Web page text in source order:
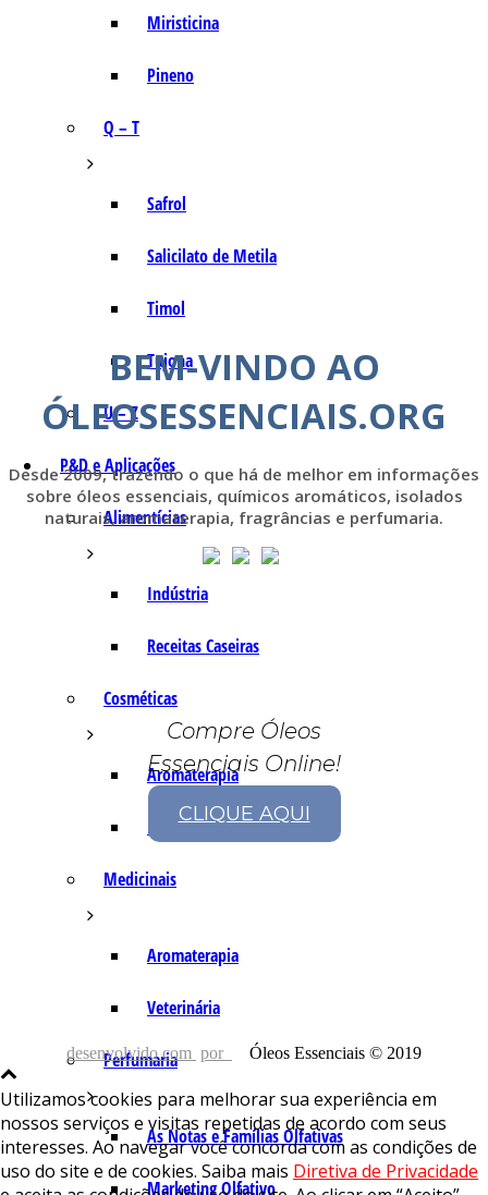
Miristicina
Pineno
Q – T
Safrol
Salicilato de Metila
Timol
Tujona
U – Z
P&D e Aplicações
Alimentícias
Indústria
Receitas Caseiras
Cosméticas
Aromaterapia
Fórmulas Caseiras
Medicinais
Aromaterapia
Veterinária
Perfumaria
As Notas e Famílias Olfativas
Marketing Olfativo
BEM-VINDO AO
ÓLEOSESSENCIAIS.ORG
Desde 2009, trazendo o que há de melhor em informações
sobre óleos essenciais, químicos aromáticos, isolados
naturais, aromaterapia, fragrâncias e perfumaria.
Compre Óleos
Essenciais Online!
CLIQUE AQUI
desenvolvido com por Óleos Essenciais © 2019
Utilizamos cookies para melhorar sua experiência em
nossos serviços e visitas repetidas de acordo com seus
interesses. Ao navegar você concorda com as condições de
uso do site e de cookies. Saiba mais Diretiva de Privacidade